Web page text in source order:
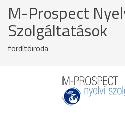
M-Prospect
Szolgáltatások
fordítóiroda